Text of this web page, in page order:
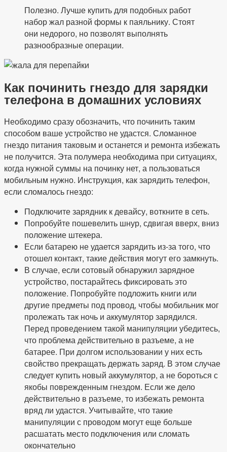
Полезно. Лучше купить для подобных работ
набор жал разной формы к паяльнику. Стоят
они недорого, но позволят выполнять
разнообразные операции.
Как починить гнездо для зарядки
телефона в домашних условиях
Необходимо сразу обозначить, что починить таким
способом ваше устройство не удастся. Сломанное
гнездо питания таковым и останется и ремонта избежать
не получится. Эта полумера необходима при ситуациях,
когда нужной суммы на починку нет, а пользоваться
мобильным нужно. Инструкция, как зарядить телефон,
если сломалось гнездо:
Подключите зарядник к девайсу, воткните в сеть.
Попробуйте пошевелить шнур, сдвигая вверх, вниз
положение штекера.
Если батарею не удается зарядить из-за того, что
отошел контакт, такие действия могут его замкнуть.
В случае, если сотовый обнаружил зарядное
устройство, постарайтесь фиксировать это
положение. Попробуйте подложить книги или
другие предметы под провод, чтобы мобильник мог
пролежать так ночь и аккумулятор зарядился.
Перед проведением такой манипуляции убедитесь,
что проблема действительно в разъеме, а не
батарее. При долгом использовании у них есть
свойство прекращать держать заряд. В этом случае
следует купить новый аккумулятор, а не бороться с
якобы поврежденным гнездом. Если же дело
действительно в разъеме, то избежать ремонта
вряд ли удастся. Учитывайте, что такие
манипуляции с проводом могут еще больше
расшатать место подключения или сломать
окончательно